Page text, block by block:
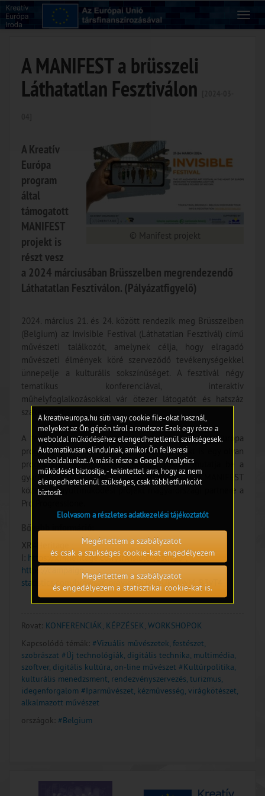
A MANIFEST a brüsszeli
Láthatatlan Fesztiválon
© Manifest projekt
A Kreatív
Európa
program
által
támogatott
MANIFEST
projekt is
részt vesz
a 2024 márciusában Brüsszelben megrendezendő
Láthatatlan Fesztiválon. (Pályázatfigyelő)
2024. március 21. és 24. között rendezik meg Brüsszelben
(Belgium) az Invisible Festival (Láthatatlan Fesztivál) című
művészeti találkozót, amelynek célja, hogy elragadó
művészeti élmények köré szerveződő tevékenységekkel
ünnepelje a kulturális sokszínűséget. A fesztivál négy
tematikus konferenciával, interaktív
műhelyfoglalkozásokkal vár ötezer látogatót és hatszáz
szakembert.
A fesztiválon részt vesz az Európai Unió Kreatív Európa
programja által támogatott MANIFEST projekt is egy olyan
programmal, amely újszerű nézőpontokból mutatja be a
gyarmatosítást és a rabszolga-kereskedelmet. A MANIFEST
közepes együttműködési projekt magyarországi partnere a
Pro Progressione.
Bővebb információ:
XR4Heritage ;
I: https://xr4heritage.com/invisible-festival/,
https://campaign-
statistics.com/browser_preview/OzXpUkxPWM_B3vT4
Rovat: KONFERENCIÁK, KÉPZÉSEK, WORKSHOPOK
Kapcsolódó témák: #Vizuális művészetek, festészet,
szobrászat #Új technológiák, digitális technika, multimédia,
szoftver, digitális kultúra, on-line művészet #Kultúrpolitika,
kulturális menedzsment, rendezvényszervezés, turizmus,
idegenforgalom #Iparművészet, kézművesség, virágkötészet,
alkalmazott művészet
országok: #Belgium
A kreativeuropa.hu süti vagy cookie file-okat használ,
melyeket az Ön gépén tárol a rendszer. Ezek egy része a
weboldal működéséhez elengedhetetlenül szükségesek.
Automatikusan elindulnak, amikor Ön felkeresi
weboldalunkat. A másik része a Google Analytics
működését biztosítja, - tekintettel arra, hogy az nem
elengedhetetlenül szükséges, csak többletfunkciót
biztosít.
Elolvasom a részletes adatkezelési tájékoztatót
Megértettem a szabályzatot
és csak a szükséges cookie-kat engedélyezem
Megértettem a szabályzatot
és engedélyezem a statisztikai cookie-kat is.